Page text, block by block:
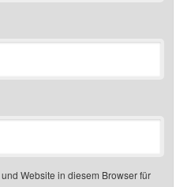
Website in diesem Browser für